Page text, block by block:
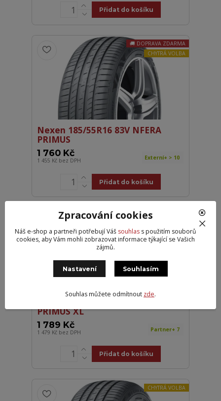
Přidat do košíku
DOPRAVA ZDARMA
CHYTRÁ VOLBA
Nexen 185/55R16 83V NFERA
PRIMUS
1 760 Kč
1 455 Kč bez DPH Externí+ > 10
Přidat do košíku
CHYTRÁ VOLBA
PRIMUS XL
1 789 Kč
1 479 Kč bez DPH Partner+ 7
Přidat do košíku
CHYTRÁ VOLBA
Zpracování cookies
Náš e-shop a partneři potřebují Váš souhlass použitím souborů
cookies, aby Vám mohli zobrazovat informace týkající se Vašich
zájmů.
Nastavení Souhlasím
Souhlas můžete odmítnout zde.